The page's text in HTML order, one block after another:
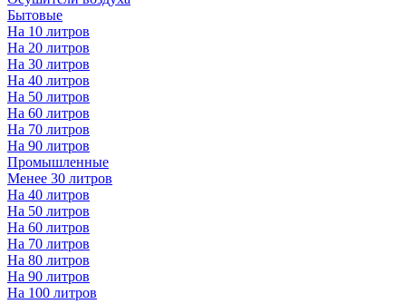
Бытовые
На 10 литров
На 20 литров
На 30 литров
На 40 литров
На 50 литров
На 60 литров
На 70 литров
На 90 литров
Промышленные
Менее 30 литров
На 40 литров
На 50 литров
На 60 литров
На 70 литров
На 80 литров
На 90 литров
На 100 литров